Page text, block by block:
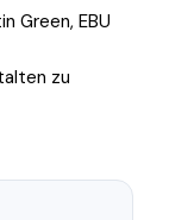
Green, EBU
zu